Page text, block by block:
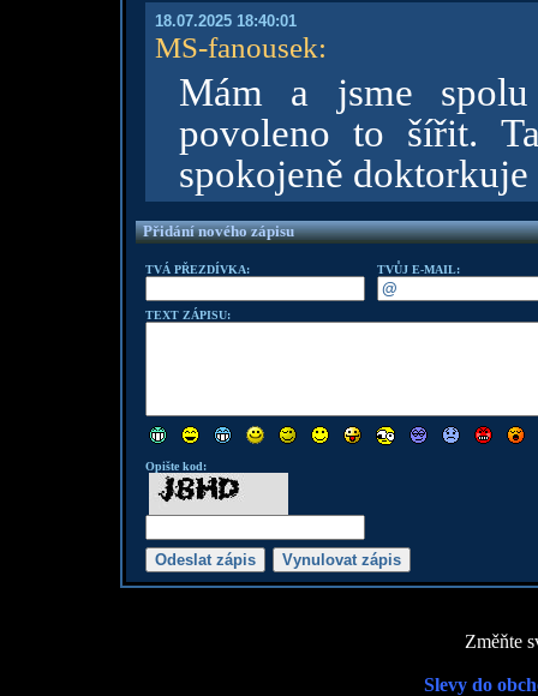
18.07.2025 18:40:01
MS-fanousek:
Mám a jsme
povoleno to šířit.
spokojeně doktorkuje
Přidání nového zápisu
TVÁ PŘEZDÍVKA: TVŮJ E-MAIL:
TEXT ZÁPISU:
Opište kod:
Změňte
Slevy do